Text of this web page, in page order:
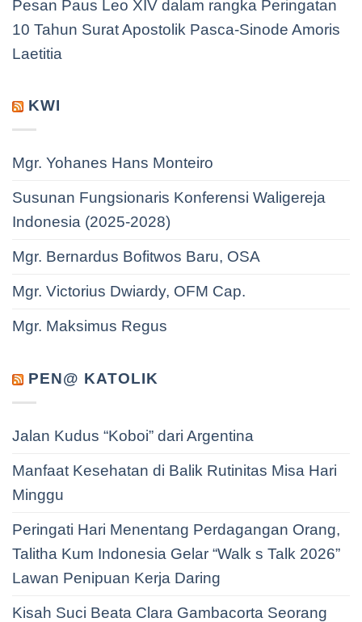
Pesan Paus Leo XIV dalam rangka Peringatan
10 Tahun Surat Apostolik Pasca-Sinode Amoris
Laetitia
KWI
Mgr. Yohanes Hans Monteiro
Susunan Fungsionaris Konferensi Waligereja
Indonesia (2025-2028)
Mgr. Bernardus Bofitwos Baru, OSA
Mgr. Victorius Dwiardy, OFM Cap.
Mgr. Maksimus Regus
PEN@ KATOLIK
Jalan Kudus “Koboi” dari Argentina
Manfaat Kesehatan di Balik Rutinitas Misa Hari
Minggu
Peringati Hari Menentang Perdagangan Orang,
Talitha Kum Indonesia Gelar “Walk s Talk 2026”
Lawan Penipuan Kerja Daring
Kisah Suci Beata Clara Gambacorta Seorang